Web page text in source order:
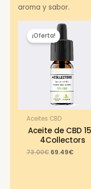
aroma y sabor.
¡Oferta!
Aceites CBD
Aceite de CBD
4Collectors
73.00€ Original
69.49€